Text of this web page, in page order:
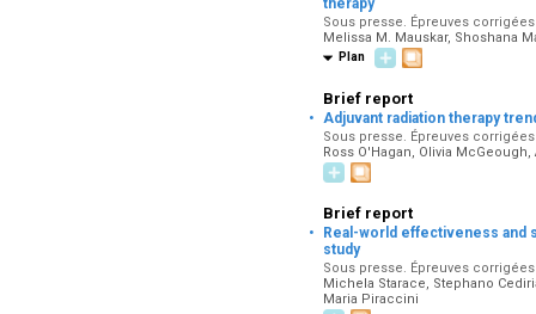
therapy
Sous presse. Épreuves
Melissa M. Mauskar, Shoshana
Plan
Brief report
· Adjuvant radiation therapy
Sous presse. Épreuves
Ross O'Hagan, Olivia
Brief report
·
Real-world effectiveness and
study
Sous presse. Épreuves
Michela Starace, Stephano
Maria Piraccini